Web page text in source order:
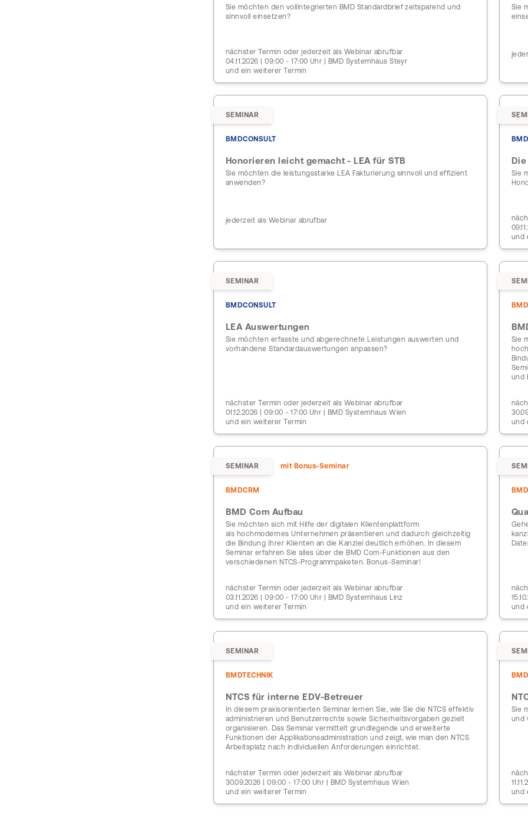
Sie möchten den vollintegrierten BMD Standardbrief zeitsparend und
sinnvoll einsetzen?
nächster Termin oder jederzeit als Webinar abrufbar
04.11.2026 | 09:00 - 17:00 Uhr | BMD Systemhaus Steyr
und ein weiterer Termin
Sie
SEMINAR
BMDCONSULT
Honorieren leicht gemacht - LEA für STB
Sie möchten die leistungsstarke LEA Fakturierung sinnvoll und effizient
anwenden?
jederzeit als Webinar abrufbar
Sie
und
SEMINAR
BMDCONSULT
LEA Auswertungen
Sie möchten erfasste und abgerechnete Leistungen auswerten und
vorhandene Standardauswertungen anpassen?
nächster Termin oder jederzeit als Webinar abrufbar
01.12.2026 | 09:00 - 17:00 Uhr | BMD Systemhaus Wien
und ein weiterer Termin
Sie
und
und
SEMINAR mit Bonus-Seminar
BMDCRM
BMD Com Aufbau
Sie möchten sich mit Hilfe der digitalen Klientenplattform
als hochmodernes Unternehmen präsentieren und dadurch gleichzeitig
die Bindung Ihrer Klienten an die Kanzlei deutlich erhöhen. In diesem
Seminar erfahren Sie alles über die BMD Com-Funktionen aus den
verschiedenen NTCS-Programmpaketen. Bonus-Seminar!
nächster Termin oder jederzeit als Webinar abrufbar
03.11.2026 | 09:00 - 17:00 Uhr | BMD Systemhaus Linz
und ein weiterer Termin
und
SEMINAR
BMDTECHNIK
NTCS für interne EDV-Betreuer
In diesem praxisorientierten Seminar lernen Sie, wie Sie die NTCS effektiv
administrieren und Benutzerrechte sowie Sicherheitsvorgaben gezielt
organisieren. Das Seminar vermittelt grundlegende und erweiterte
Funktionen der Applikationsadministration und zeigt, wie man den NTCS
Arbeitsplatz nach individuellen Anforderungen einrichtet.
nächster Termin oder jederzeit als Webinar abrufbar
30.09.2026 | 09:00 - 17:00 Uhr | BMD Systemhaus Wien
und ein weiterer Termin
Sie
und
und